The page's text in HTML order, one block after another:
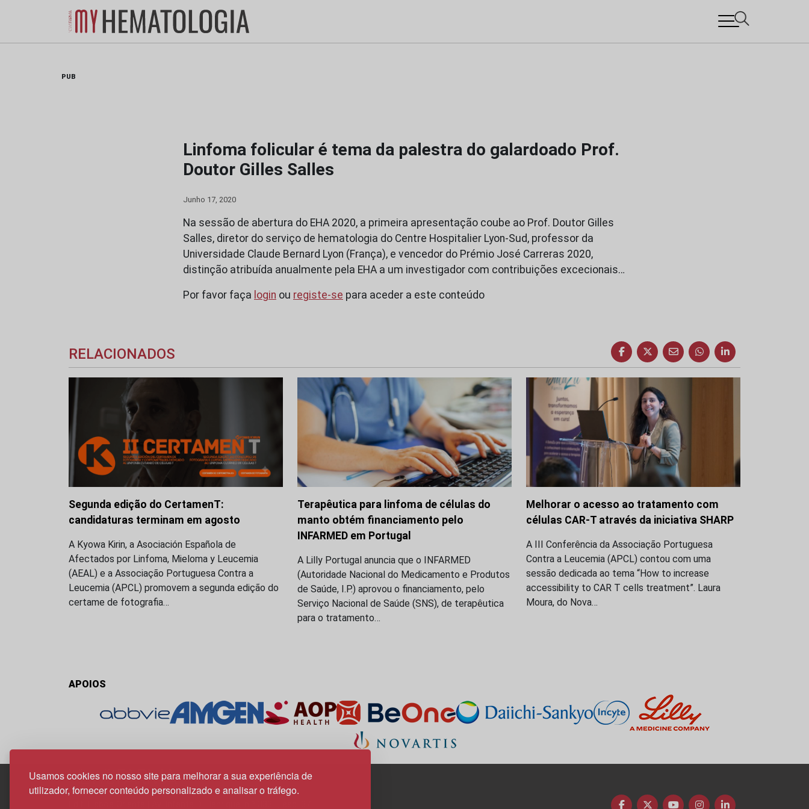
Usamos cookies no nosso site para melhorar a sua experiência de
utilizador, fornecer conteúdo personalizado e analisar o tráfego.
PUB
Linfoma folicular é tema da palestra do galardoado Prof.
Doutor Gilles Salles
Junho 17, 2020
Na sessão de abertura do EHA 2020, a primeira apresentação coube ao Prof. Doutor Gilles
Salles, diretor do serviço de hematologia do Centre Hospitalier Lyon-Sud, professor da
Universidade Claude Bernard Lyon (França), e vencedor do Prémio José Carreras 2020,
distinção atribuída anualmente pela EHA a um investigador com contribuições excecionais…
Por favor faça login ou registe-se para aceder a este conteúdo
RELACIONADOS
Segunda edição do CertamenT:
candidaturas terminam em agosto
A Kyowa Kirin, a Asociación Española de
Afectados por Linfoma, Mieloma y Leucemia
(AEAL) e a Associação Portuguesa Contra a
Leucemia (APCL) promovem a segunda edição do
certame de fotografia…
Terapêutica para linfoma de células do
manto obtém financiamento pelo
INFARMED em Portugal
A Lilly Portugal anuncia que o INFARMED
(Autoridade Nacional do Medicamento e Produtos
de Saúde, I.P.) aprovou o financiamento, pelo
Serviço Nacional de Saúde (SNS), de terapêutica
para o tratamento…
Melhorar o acesso ao tratamento com
células CAR-T através da iniciativa SHARP
A III Conferência da Associação Portuguesa
Contra a Leucemia (APCL) contou com uma
sessão dedicada ao tema “How to increase
accessibility to CAR T cells treatment”. Laura
Moura, do Nova…
APOIOS